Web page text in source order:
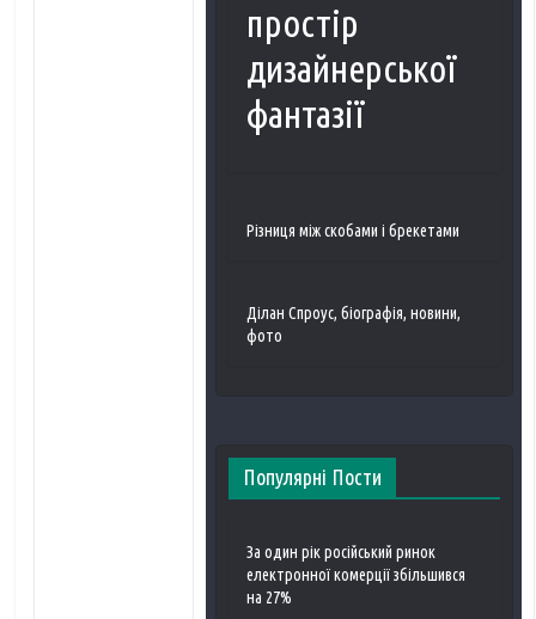
простір
дизайнерської
фантазії
Різниця між скобами і брекетами
Ділан Спроус, біографія, новини,
фото
Популярні Пости
За один рік російський ринок
електронної комерції збільшився
на 27%